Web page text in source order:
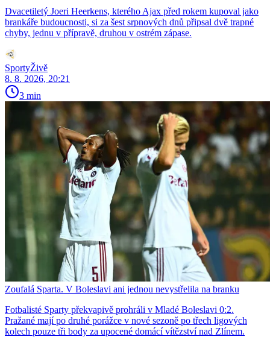
Dvacetiletý Joeri Heerkens, kterého Ajax před rokem kupoval jako
brankáře budoucnosti, si za šest srpnových dnů připsal dvě trapné
chyby, jednu v přípravě, druhou v ostrém zápase.
SportyŽivě
8. 8. 2026, 20:21
3 min
Zoufalá Sparta. V Boleslavi ani jednou nevystřelila na branku
Fotbalisté Sparty překvapivě prohráli v Mladé Boleslavi 0:2.
Pražané mají po druhé porážce v nové sezoně po třech ligových
kolech pouze tři body za upocené domácí vítězství nad Zlínem.